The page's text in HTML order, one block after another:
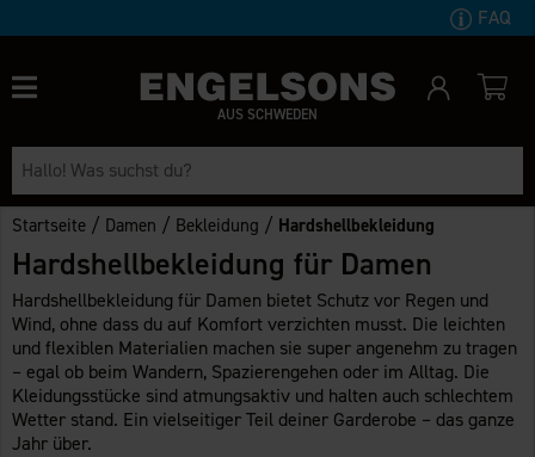
FAQ
AUS SCHWEDEN
Startseite / Damen / Bekleidung / Hardshellbekleidung
Hardshellbekleidung für Damen
Hardshellbekleidung für Damen bietet Schutz vor Regen und
Wind, ohne dass du auf Komfort verzichten musst. Die leichten
und flexiblen Materialien machen sie super angenehm zu tragen
– egal ob beim Wandern, Spazierengehen oder im Alltag. Die
Kleidungsstücke sind atmungsaktiv und halten auch schlechtem
Wetter stand. Ein vielseitiger Teil deiner Garderobe – das ganze
Jahr über.